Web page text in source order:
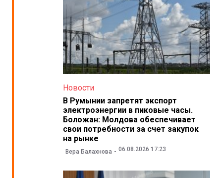
Новости
В Румынии запретят экспорт
электроэнергии в пиковые часы.
Боложан: Молдова обеспечивает
свои потребности за счет закупок
на рынке
Вера Балахнова 06.08.2026 17:23